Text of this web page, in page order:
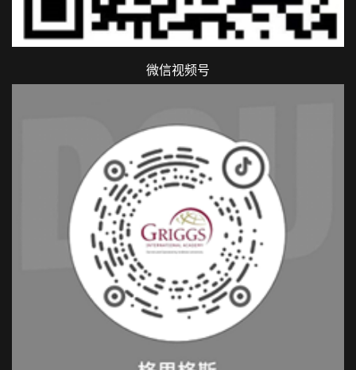
微信视频号